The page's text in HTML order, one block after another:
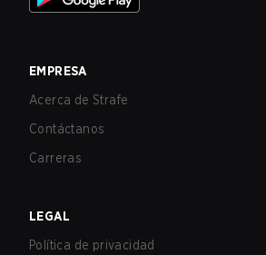
EMPRESA
Acerca de Strafe
Contáctanos
Carreras
LEGAL
Política de privacidad